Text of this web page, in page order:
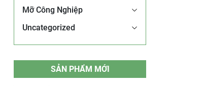
Mỡ Công Nghiệp
Uncategorized
SẢN PHẨM MỚI